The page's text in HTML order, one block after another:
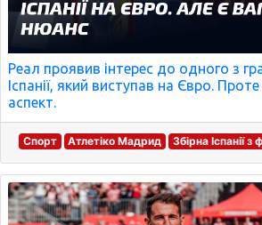
Реал проявив інтерес до одного з
Іспанії, який виступав на Євро.
аспект.
Спорт Атлетіко Мадрид Збірна Іспанії з